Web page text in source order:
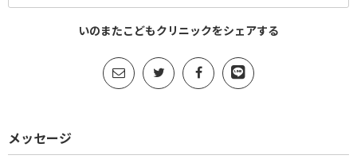
いのまたこどもクリニックをシェアする
メッセージ